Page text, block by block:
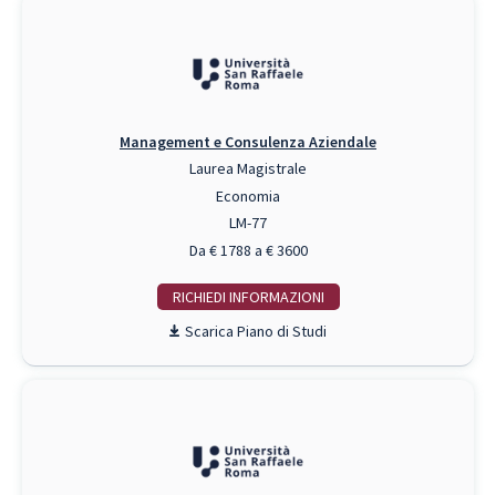
Management e Consulenza Aziendale
Laurea Magistrale
Economia
LM-77
Da € 1788 a € 3600
RICHIEDI INFO
Piano di Studi